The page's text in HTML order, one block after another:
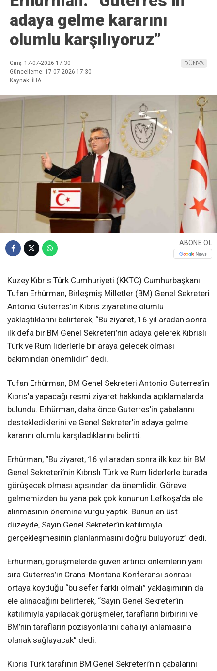
adaya gelme kararını
olumlu karşılıyoruz”
Giriş: 17-07-2026 17:30
Güncelleme: 17-07-2026 17:30
Kaynak: İHA
DÜNYA
ABONE OL
Kuzey Kıbrıs Türk Cumhuriyeti (KKTC) Cumhurbaşkanı
Tufan Erhürman, Birleşmiş Milletler (BM) Genel Sekreteri
Antonio Guterres’in Kıbrıs ziyaretine olumlu
yaklaştıklarını belirterek, “Bu ziyaret, 16 yıl aradan sonra
ilk defa bir BM Genel Sekreteri’nin adaya gelerek Kıbrıslı
Türk ve Rum liderlerle bir araya gelecek olması
bakımından önemlidir” dedi.
Tufan Erhürman, BM Genel Sekreteri Antonio Guterres’in
Kıbrıs’a yapacağı resmi ziyaret hakkında açıklamalarda
bulundu. Erhürman, daha önce Guterres’in çabalarını
desteklediklerini ve Genel Sekreter’in adaya gelme
kararını olumlu karşıladıklarını belirtti.
Erhürman, “Bu ziyaret, 16 yıl aradan sonra ilk kez bir BM
Genel Sekreteri’nin Kıbrıslı Türk ve Rum liderlerle burada
görüşecek olması açısından da önemlidir. Göreve
gelmemizden bu yana pek çok konunun Lefkoşa’da ele
alınmasının önemine vurgu yaptık. Bunun en üst
düzeyde, Sayın Genel Sekreter’in katılımıyla
gerçekleşmesinin planlanmasını doğru buluyoruz” dedi.
Erhürman, görüşmelerde güven artırıcı önlemlerin yanı
sıra Guterres’in Crans-Montana Konferansı sonrası
ortaya koyduğu “bu sefer farklı olmalı” yaklaşımının da
ele alınacağını belirterek, “Sayın Genel Sekreter’in
katılımıyla yapılacak görüşmeler, tarafların birbirini ve
BM’nin tarafların pozisyonlarını daha iyi anlamasına
olanak sağlayacak” dedi.
Kıbrıs Türk tarafının BM Genel Sekreteri’nin çabalarını